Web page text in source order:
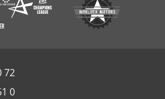
72
0